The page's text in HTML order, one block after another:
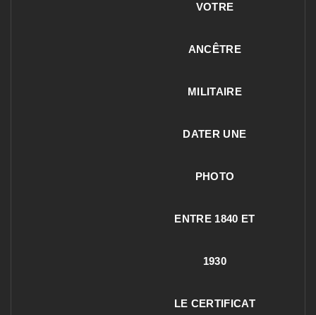
VOTRE
ANCÊTRE
MILITAIRE
DATER UNE
PHOTO
ENTRE 1840 ET
1930
LE CERTIFICAT